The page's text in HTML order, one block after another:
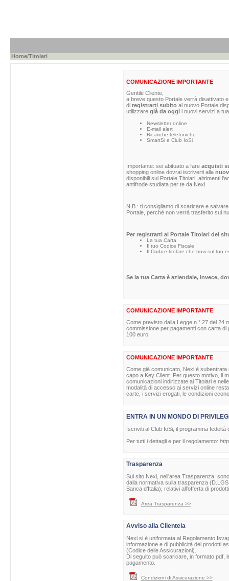
Home/Titolari
COMUNICAZIONE IMPORTANTE
Gentile Cliente,
a breve questo Portale verrà disattivato
diregistrarti subitoal nuovo Portale
utilizzare già da oggii nuovi servizi a
Newsletter online
E-mail alert
Ricariche telefoniche
SmartSi e Club IoSi
Importante: sei abituato a fare acquisti
shopping online dovrai iscriverti alla
disponibili sul Portale Titolari, altrimenti
antifrode studiata per te da Nexi.
N.B.: ti consigliamo di scaricare e
Portale, perché non verrà trasferito sul
Per registrarti al Portale Titolari del
La tua Carta
Il tuo Codice Fiscale
Il Codice titolare che trovi sul tuo
Se la tua Carta è aziendale, invece,
COMUNICAZIONE IMPORTANTE
Come previsto dalla Legge n.° 27 del 24
commissione per pagamenti con carta
100 euro.
COMUNICAZIONE IMPORTANTE
Come già comunicato, Nexi è
capo a Key Client. Per questo motivo, il
comunicazioni indirizzate ai Titolari e
modalità di accesso ai servizi online
carte, i servizi erogati, le condizioni
ENTRA IN UN MONDO DI
Iscriviti al Club IoSi, il programma
Per tutti i dettagli e per il regolamento:
Trasparenza
Sul sito Nexi, nell'area Trasparenza,
dalla normativa sulla trasparenza
Banca d’Italia), relativi all'offerta di
Area Trasparenza >>
Avviso alla Clientela
Nexi si è uniformata al Regolamento
informazione e di pubblicità dei prodotti
(Codice delle Assicurazioni).
Di seguito può scaricare, in formato pdf,
pagamento.
Condizioni di Assicurazione >>